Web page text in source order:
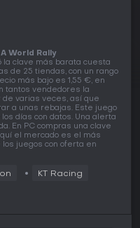
World Rally
la clave más barata cuesta
de 25 tiendas, con un rango
más bajo es 1,55 €, en
tantos vendedores la
varias veces, así que
a unas rebajas. Este juego
días con datos. Una alerta
En PC compras una clave
el mercado es el más
juegos con oferta en
KT Racing